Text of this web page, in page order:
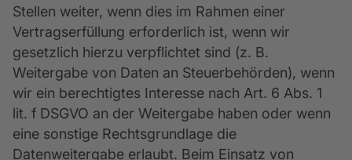
Stellen weiter, wenn dies im Rahmen einer
Vertragserfüllung erforderlich ist, wenn wir
gesetzlich hierzu verpflichtet sind (z. B.
Weitergabe von Daten an Steuerbehörden), wenn
wir ein berechtigtes Interesse nach Art. 6 Abs. 1
lit. f DSGVO an der Weitergabe haben oder wenn
eine sonstige Rechtsgrundlage die
Datenweitergabe erlaubt. Beim Einsatz von